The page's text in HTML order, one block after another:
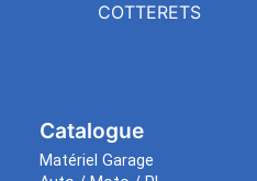
Catalogue
Matériel Garage
COTTERETS